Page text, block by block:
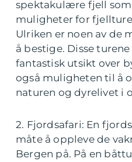
spektakulære fjell
muligheter for
Ulriken er noen av de
å bestige. Disse
fantastisk utsikt over
også muligheten til å
naturen og dyrelivet i
2. Fjordsafari: En
måte å oppleve de
Bergen på. På en